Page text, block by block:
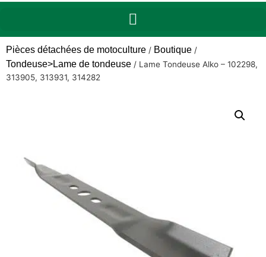
Pièces détachées de motoculture / Boutique /
Tondeuse>Lame de tondeuse / Lame Tondeuse Alko – 102298,
313905, 313931, 314282